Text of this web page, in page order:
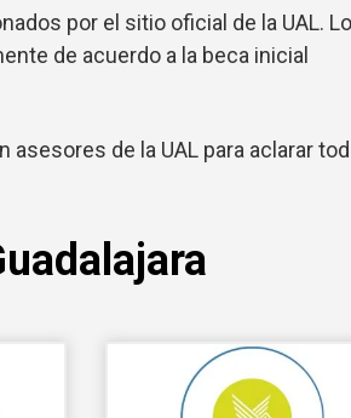
por el sitio oficial de la UAL.
de acuerdo a la beca inicial
de la UAL para aclarar